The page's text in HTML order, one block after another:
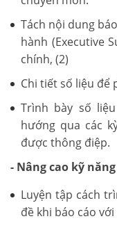
Tách nội dung
hành (Executive
chính, (2)
Chi tiết số liệu để
Trình bày số
hướng qua các
được thông điệp.
- Nâng cao kỹ
Luyện tập cách
đề khi báo cáo